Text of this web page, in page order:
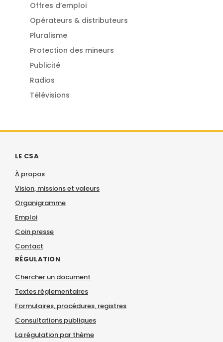
Offres d’emploi
Opérateurs & distributeurs
Pluralisme
Protection des mineurs
Publicité
Radios
Télévisions
LE CSA
À propos
Vision, missions et valeurs
Organigramme
Emploi
Coin presse
Contact
RÉGULATION
Chercher un document
Textes réglementaires
Formulaires, procédures, registres
Consultations publiques
La régulation par thème